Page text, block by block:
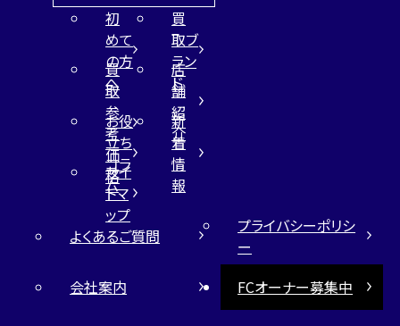
【総合受付】24時間・年中無休(年末年
始除く)
メールで無料相談する
初
めて
の方
へ
買
取ブ
ラン
ド
買
取
参
考
価
格
店
舗
紹
介
お役
立ち
コラ
ム
新
着
情
報
サイ
トマ
ップ
よくあるご質問
プライバシーポリシ
ー
会社案内
FCオーナー募集中